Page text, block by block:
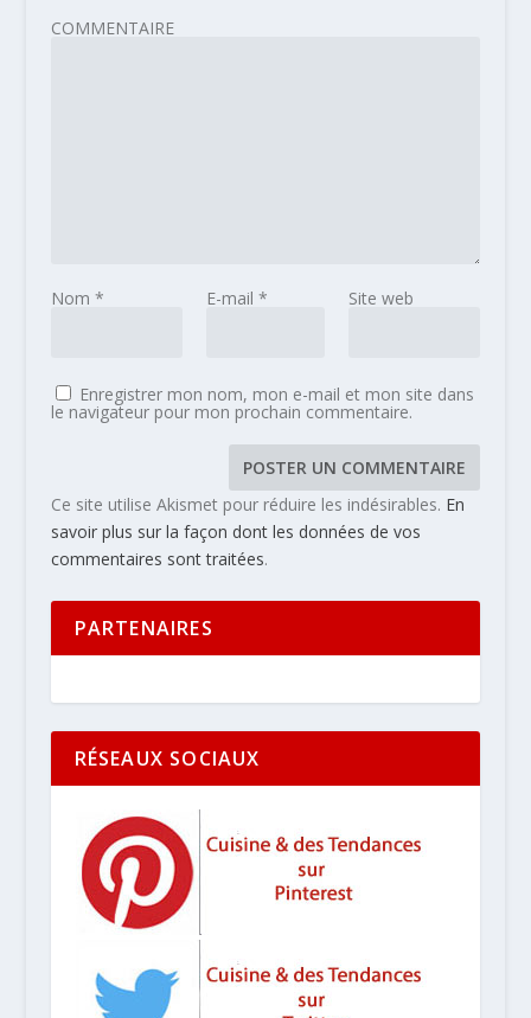
COMMENTAIRE
Nom * E-mail * Site web
Enregistrer mon nom, mon e-mail et mon site dans
le navigateur pour mon prochain commentaire.
Ce site utilise Akismet pour réduire les indésirables. En
savoir plus sur la façon dont les données de vos
commentaires sont traitées.
PARTENAIRES
RÉSEAUX SOCIAUX